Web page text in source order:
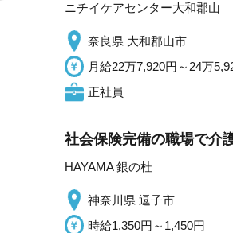
ニチイケアセンター大和郡山
奈良県 大和郡山市
月給22万7,920円～24万
正社員
社会保険完備の職場で介
HAYAMA 銀の杜
神奈川県 逗子市
時給1,350円～1,450円